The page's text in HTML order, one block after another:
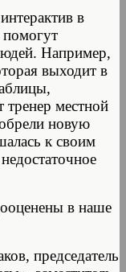
в
Например,
выходит в
тренер местной
новую
к своим
в наше
председатель